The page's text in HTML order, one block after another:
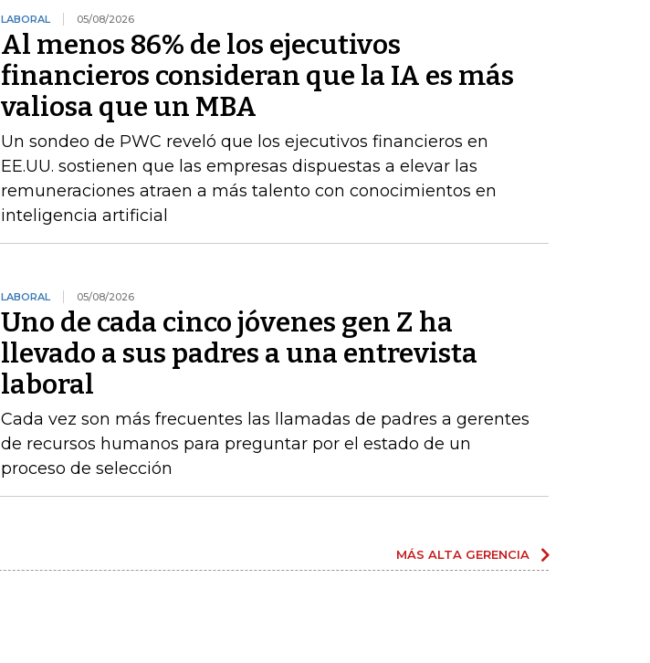
LABORAL 05/08/2026
Al menos 86% de los ejecutivos
financieros consideran que la IA es más
valiosa que un MBA
Un sondeo de PWC reveló que los ejecutivos financieros en
EE.UU. sostienen que las empresas dispuestas a elevar las
remuneraciones atraen a más talento con conocimientos en
inteligencia artificial
LABORAL 05/08/2026
Uno de cada cinco jóvenes gen Z ha
llevado a sus padres a una entrevista
laboral
Cada vez son más frecuentes las llamadas de padres a gerentes
de recursos humanos para preguntar por el estado de un
proceso de selección
MÁS ALTA GERENCIA